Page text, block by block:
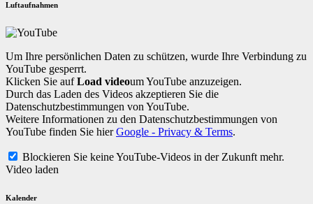
Luftaufnahmen
Um Ihre persönlichen Daten zu schützen, wurde Ihre Verbindung zu
YouTube gesperrt.
Klicken Sie aufLoad videoum YouTube anzuzeigen.
Durch das Laden des Videos akzeptieren Sie die
Datenschutzbestimmungen von YouTube.
Weitere Informationen zu den Datenschutzbestimmungen von
YouTube finden Sie hierGoogle - Privacy & Terms.
Blockieren Sie keine YouTube-Videos in der Zukunft mehr.
Video laden
Kalender